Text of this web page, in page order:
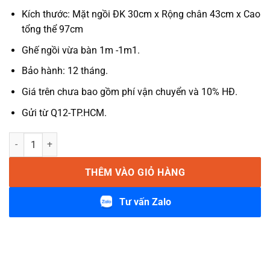
Kích thước: Mặt ngồi ĐK 30cm x Rộng chân 43cm x Cao
tổng thể 97cm
Ghế ngồi vừa bàn 1m -1m1.
Bảo hành: 12 tháng.
Giá trên chưa bao gồm phí vận chuyển và 10% HĐ.
Gửi từ Q12-TP.HCM.
Ghế quầy bar chân sắt mặt đệm xoay nâng hạ LAB4018 số lượng
THÊM VÀO GIỎ HÀNG
Tư vấn Zalo